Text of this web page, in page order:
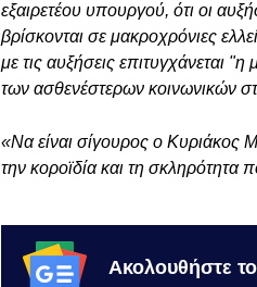
εξαιρετέου υπουργού, ότι οι
βρίσκονται σε μακροχρόνιες
με τις αυξήσεις επιτυγχάνεται
των ασθενέστερων κοινωνικών
«Να είναι σίγουρος ο Κυριάκος
την κοροϊδία και τη σκληρότητα
Ακολουθήστε